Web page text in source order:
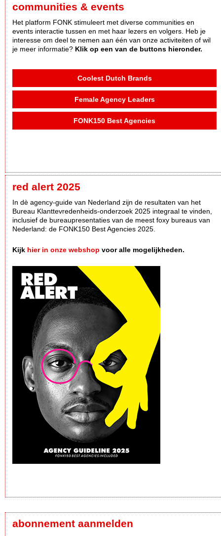
communities & events
Het platform FONK stimuleert met diverse communities en
events interactie tussen en met haar lezers en volgers. Heb je
interesse om deel te nemen aan één van onze activiteiten of wil
je meer informatie? Klik op een van de buttons hieronder.
Coolest Dutch Brands
Female Agency Leaders
FONK150 Best Agencies
red alert 2025
In dè agency-guide van Nederland zijn de resultaten van het
Bureau Klanttevredenheids-onderzoek 2025 integraal te vinden,
inclusief de bureaupresentaties van de meest foxy bureaus van
Nederland: de FONK150 Best Agencies 2025.
Kijk hier in onze webshop voor alle mogelijkheden.
abonnement aanmelden